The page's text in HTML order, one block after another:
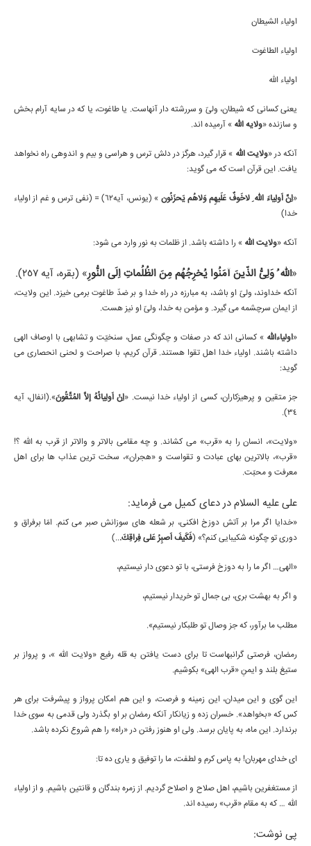
اولياء الشيطان
اولياء الطاغوت
اولياء اللّه
يعنى كسانى كه شيطان، ولىّ و سررشته دار آنهاست. يا طاغوت، يا كه در سايه آرام بخش
و سازنده «ولايه اللّه » آرميده اند.
آنكه در «ولايت اللّه » قرار گيرد، هرگز در دلش ترس و هراسى و بيم و اندوهى راه نخواهد
يافت. اين قرآن است كه مى گويد:
«اِنَّ اَولِياءَ اللّه ِ لاخَوفٌ عَلَيهِم وَلاهُم يَحزَنُون
» (يونس، آيه62) = (نفى ترس و غم از اولياء
خدا)
آنكه «ولايت اللّه » را داشته باشد. از ظلمات به نور وارد مى شود:
«أللّه ُ وَلِىُّ الذّينَ آمَنُوا يُخرِجُهُم مِنَ الظُلُماتِ اِلَى النُّورِ» (بقره، آيه 257).
آنكه خداوند، ولىّ او باشد، به مبارزه در راه خدا و بر ضدّ طاغوت برمى خيزد. اين ولايت،
از ايمان سرچشمه مى گيرد. و مؤمن به خدا، ولىّ او نيز هست.
«اولياءاللّه » كسانى اند كه در صفات و چگونگى عمل، سنخيّت و تشابهى با اوصاف الهى
داشته باشند. اولياء خدا اهل تقوا هستند. قرآن كريم، با صراحت و لحنى انحصارى مى
گويد:
جز متقين و پرهيزكاران، كسى از اولياء خدا نيست. «اِنْ اَولِيائُهُ إلاَّ المُتَّقُونَ».(انفال، آيه
34).
«ولايت»، انسان را به «قرب» مى كشاند. و چه مقامى بالاتر و والاتر از قرب به اللّه ؟!
«قرب»، بالاترين بهاى عبادت و تقواست و «هجران»، سخت ترين عذاب ها براى اهل
معرفت و محبّت.
على عليه السلام در دعاى كميل مى فرمايد:
«خدايا اگر مرا بر آتش دوزخ افكنى، بر شعله هاى سوزانش صبر مى كنم. امّا برفراق و
دورى تو چگونه شكيبايى كنم؟» (فَكَيفَ اَصبِرُ عَلى فِراقِكَ...)
«الهى… اگر ما را به دوزخ فرستى، با تو دعوى دار نيستيم،
و اگر به بهشت برى، بى جمال تو خريدار نيستيم،
مطلب ما برآور، كه جز وصال تو طلبكار نيستيم».
رمضان، فرصتى گرانبهاست تا براى دست يافتن به قله رفيع «ولايت اللّه »، و پرواز بر
ستيغ بلند و ايمنِ «قرب الهى» بكوشيم.
اين گوى و اين ميدان، اين زمينه و فرصت، و اين هم امكان پرواز و پيشرفت براى هر
كس كه «بخواهد». خسران زده و زيانكار آنكه رمضان بر او بگذرد ولى قدمى به سوى خدا
برندارد. اين ماه، به پايان برسد. ولى او هنوز رفتن در «راه» را هم شروع نكرده باشد.
اى خداى مهربان! به پاس كرم و لطفت، ما را توفيق و يارى ده تا:
از مستغفرين باشيم، اهل صلاح و اصلاح گرديم. از زمره بندگان و قانتين باشيم. و از اولياء
اللّه … كه به مقام «قرب» رسيده اند.
پی نوشت: